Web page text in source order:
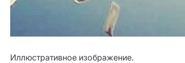
Иллюстративное изображение.